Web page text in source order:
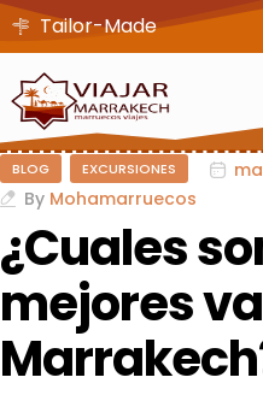
Tailor-Made
BLOG EXCURSIONES
By Mohamarruecos
¿Cuales
mejores